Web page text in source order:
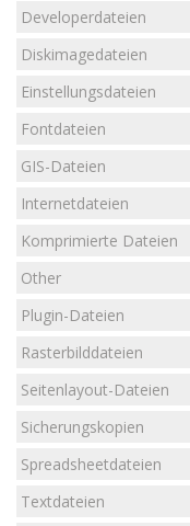
Developerdateien
Diskimagedateien
Einstellungsdateien
Fontdateien
GIS-Dateien
Internetdateien
Komprimierte Dateien
Other
Plugin-Dateien
Rasterbilddateien
Seitenlayout-Dateien
Sicherungskopien
Spreadsheetdateien
Textdateien